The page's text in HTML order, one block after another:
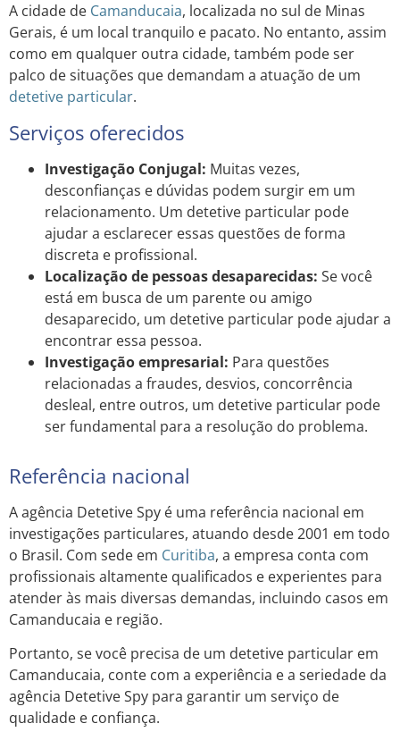
A cidade de Camanducaia, localizada no sul de Minas
Gerais, é um local tranquilo e pacato. No entanto, assim
como em qualquer outra cidade, também pode ser
palco de situações que demandam a atuação de um
detetive particular.
Serviços oferecidos
Investigação Conjugal: Muitas vezes,
desconfianças e dúvidas podem surgir em um
relacionamento. Um detetive particular pode
ajudar a esclarecer essas questões de forma
discreta e profissional.
Localização de pessoas desaparecidas: Se você
está em busca de um parente ou amigo
desaparecido, um detetive particular pode ajudar a
encontrar essa pessoa.
Investigação empresarial: Para questões
relacionadas a fraudes, desvios, concorrência
desleal, entre outros, um detetive particular pode
ser fundamental para a resolução do problema.
Referência nacional
A agência Detetive Spy é uma referência nacional em
investigações particulares, atuando desde 2001 em todo
o Brasil. Com sede em Curitiba, a empresa conta com
profissionais altamente qualificados e experientes para
atender às mais diversas demandas, incluindo casos em
Camanducaia e região.
Portanto, se você precisa de um detetive particular em
Camanducaia, conte com a experiência e a seriedade da
agência Detetive Spy para garantir um serviço de
qualidade e confiança.